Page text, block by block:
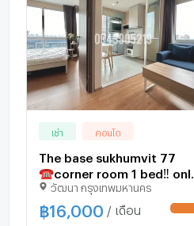
เช่า คอนโด
The base sukhumvit 77
☎️corner room 1 bed‼️ only
16000/month ‼️FULLY
FURNISHED 🔆
วัฒนา กรุงเทพมหานคร
฿16,000 / เดือน